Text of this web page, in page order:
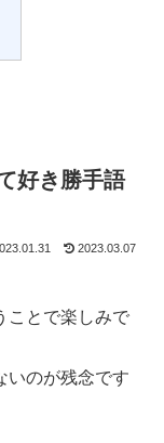
好き勝手語
2023.03.07
ことで楽しみで
いのが残念です